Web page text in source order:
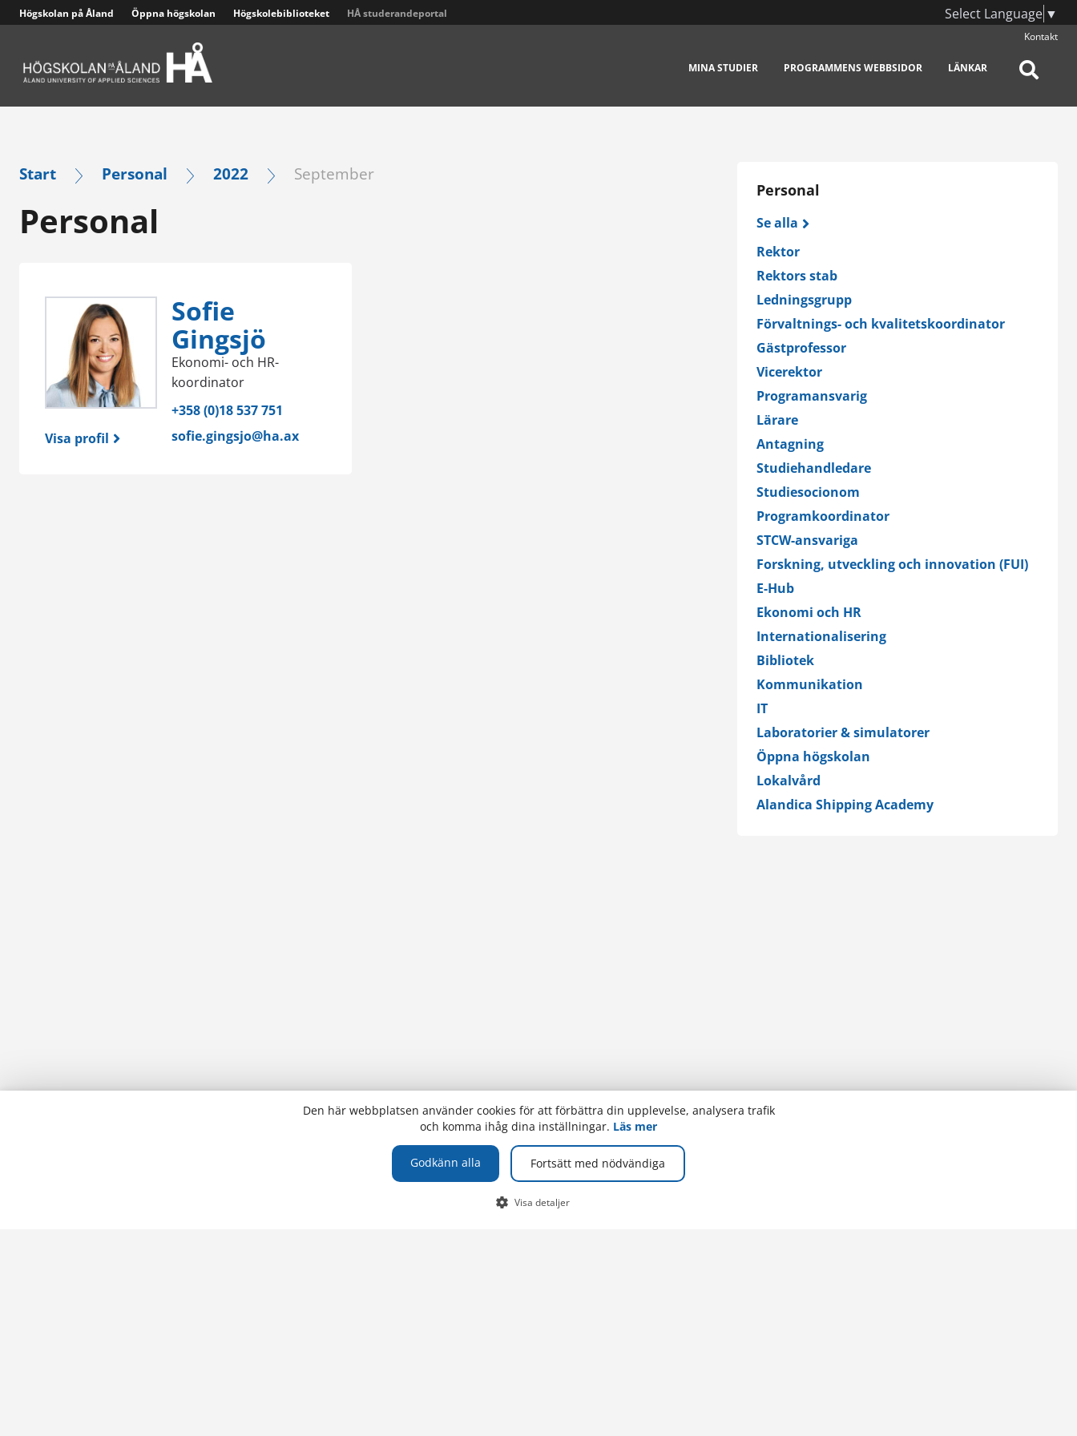
Högskolan på Åland Öppna högskolan Högskolebiblioteket HÅ studerandeportal Select Language ▼
Kontakt
MINA STUDIER PROGRAMMENS WEBBSIDOR LÄNKAR
Start Personal 2022 September
Personal
Visa profil
Sofie
Gingsjö
Ekonomi- och HR-
koordinator
+358 (0)18 537 751
sofie.gingsjo@ha.ax
Personal
Se alla
Rektor
Rektors stab
Ledningsgrupp
Förvaltnings- och kvalitetskoordinator
Gästprofessor
Vicerektor
Programansvarig
Lärare
Antagning
Studiehandledare
Studiesocionom
Programkoordinator
STCW-ansvariga
Forskning, utveckling och innovation (FUI)
E-Hub
Ekonomi och HR
Internationalisering
Bibliotek
Kommunikation
IT
Laboratorier & simulatorer
Öppna högskolan
Lokalvård
Alandica Shipping Academy
Högskolan på Åland
TELEFON
+358 (0)18 537 000 Växel
Den här webbplatsen använder cookies för att förbättra din upplevelse, analysera trafik
och komma ihåg dina inställningar. Läs mer
Godkänn alla Fortsätt med nödvändiga
Visa detaljer